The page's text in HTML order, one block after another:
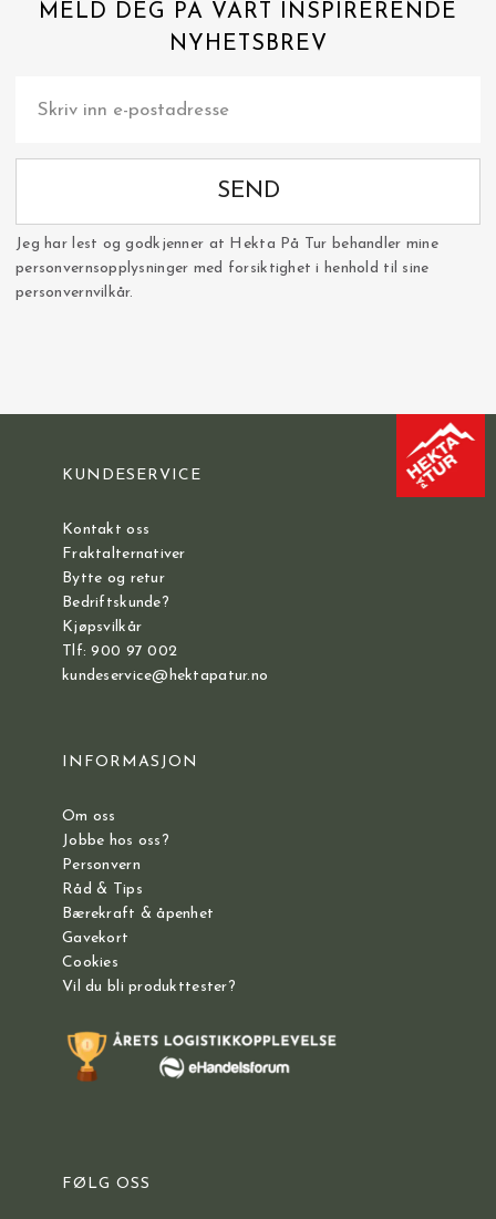
MELD DEG PÅ VÅRT INSPIRERENDE
NYHETSBREV
SEND
Jeg har lest og godkjenner at Hekta På Tur behandler mine
personvernsopplysninger med forsiktighet i henhold til sine
personvernvilkår.
KUNDESERVICE
Kontakt oss
Fraktalternativer
Bytte og retur
Bedriftskunde?
Kjøpsvilkår
Tlf: 900 97 002
kundeservice@hektapatur.no
INFORMASJON
Om oss
Jobbe hos oss?
Personvern
Råd & Tips
Bærekraft & åpenhet
Gavekort
Cookies
Vil du bli produkttester?
FØLG OSS